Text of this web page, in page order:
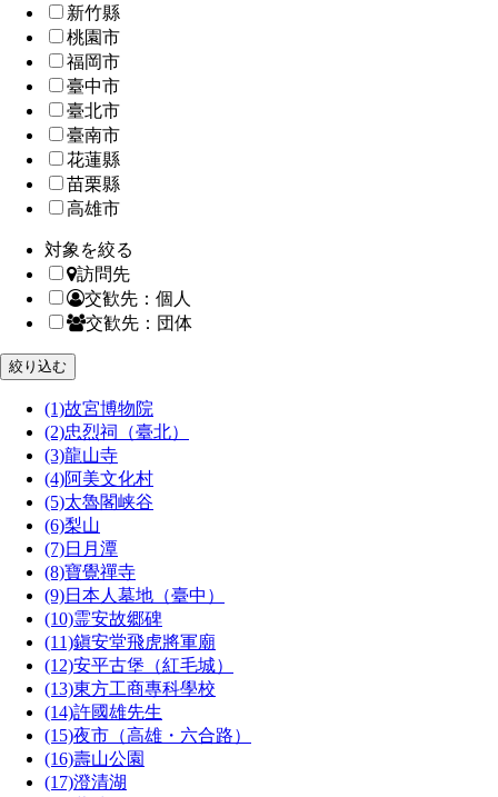
新竹縣
桃園市
福岡市
臺中市
臺北市
臺南市
花蓮縣
苗栗縣
高雄市
対象を絞る
訪問先
交歓先：個人
交歓先：団体
(1)故宮博物院
(2)忠烈祠（臺北）
(3)龍山寺
(4)阿美文化村
(5)太魯閣峡谷
(6)梨山
(7)日月潭
(8)寶覺禪寺
(9)日本人墓地（臺中）
(10)霊安故郷碑
(11)鎭安堂飛虎將軍廟
(12)安平古堡（紅毛城）
(13)東方工商專科學校
(14)許國雄先生
(15)夜市（高雄・六合路）
(16)壽山公園
(17)澄清湖